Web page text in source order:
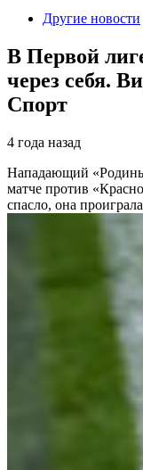
Другие новости
В Первой
через себя.
Спорт
4 года назад
Нападающий
матче против
спасло, она